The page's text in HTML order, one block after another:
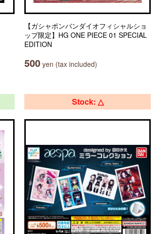
【ガシャポンバンダイオフィシャルショ
ップ限定】HG ONE PIECE 01 SPECIAL
EDITION
500 yen (tax included)
Stock: △